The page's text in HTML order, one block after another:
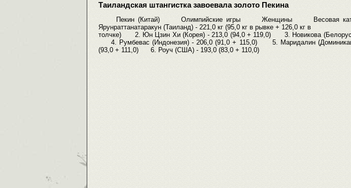
Таиландская штангистка завоевала золото Пекина
Пекин (Китай) Олимпийские игры Женщины Весовая
Ярунраттанатаракун (Таиланд) - 221,0 кг (95,0 кг в рывке + 126,0 кг в
толчке) 2. Юн Цзин Хи (Корея) - 213,0 (94,0 + 119,0) 3. Новикова
4. Румбевас (Индонезия) - 206,0 (91,0 + 115,0) 5. Маридалин
(93,0 + 111,0) 6. Роуч (США) - 193,0 (83,0 + 110,0)